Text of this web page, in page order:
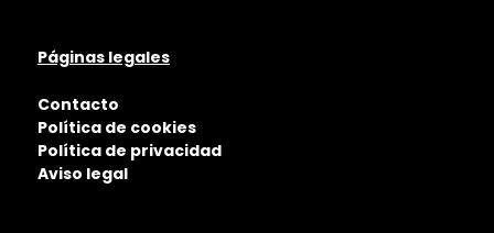
Páginas legales
Contacto
Política de cookies
Política de privacidad
Aviso legal